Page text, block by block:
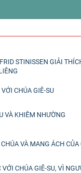
STINISSEN GIẢI
CHÚA GIÊ-SU
VÀ KHIÊM NHƯỜNG
VÀ MANG ÁCH CỦA
VỚI CHÚA GIÊ-SU, VÌ